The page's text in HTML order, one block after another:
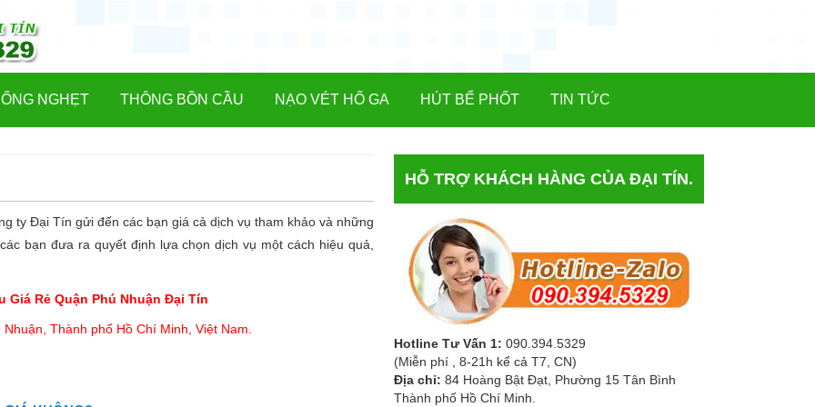
NGHẸT THÔNG BỒN CẦU NẠO VÉT HỐ GA HÚT BỂ PHỐT TIN TỨC
ty Đại Tín gửi đến các bạn giá cả dịch vụ tham khảo và những
bạn đưa ra quyết định lựa chọn dịch vụ một cách hiệu quả,
Giá Rẻ Quận Phú Nhuận Đại Tín
Thành phố Hồ Chí Minh, Việt Nam.
HỖ TRỢ KHÁCH HÀNG CỦA ĐẠI TÍN.
Hotline Tư Vấn 1: 090.394.5329
(Miễn phí , 8-21h kể cả T7, CN)
Địa chỉ: 84 Hoàng Bật Đạt, Phường 15 Tân Bình
Thành phố Hồ Chí Minh.